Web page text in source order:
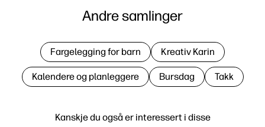
Kanskje du også er interessert i disse
Andre samlinger
Fargelegging for barn Kreativ Karin
Kalendere og planleggere Bursdag Takk